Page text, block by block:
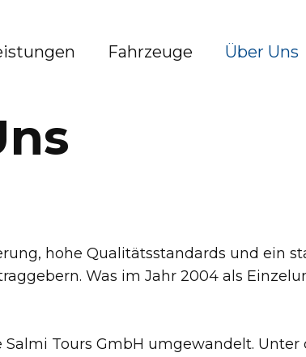
Fahrzeuge Über Uns
hohe Qualitätsstandards und ein
Was im Jahr 2004 als
Tours GmbH umgewandelt.